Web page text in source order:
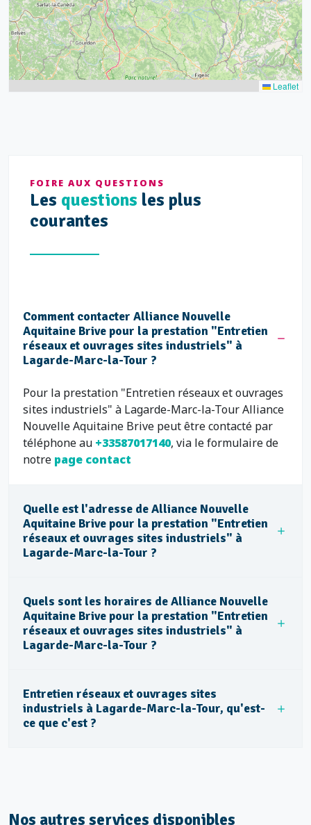
Leaflet
FOIRE AUX QUESTIONS
Les questions les plus
courantes
Comment contacter Alliance Nouvelle
Aquitaine Brive pour la prestation "Entretien
réseaux et ouvrages sites industriels" à
Lagarde-Marc-la-Tour ?
Pour la prestation "Entretien réseaux et ouvrages
sites industriels" à Lagarde-Marc-la-Tour Alliance
Nouvelle Aquitaine Brive peut être contacté par
téléphone au +33587017140, via le formulaire de
notre page contact
Quelle est l'adresse de Alliance Nouvelle
Aquitaine Brive pour la prestation "Entretien
réseaux et ouvrages sites industriels" à
Lagarde-Marc-la-Tour ?
Quels sont les horaires de Alliance Nouvelle
Aquitaine Brive pour la prestation "Entretien
réseaux et ouvrages sites industriels" à
Lagarde-Marc-la-Tour ?
Entretien réseaux et ouvrages sites
industriels à Lagarde-Marc-la-Tour, qu'est-
ce que c'est ?
Nos autres services disponibles